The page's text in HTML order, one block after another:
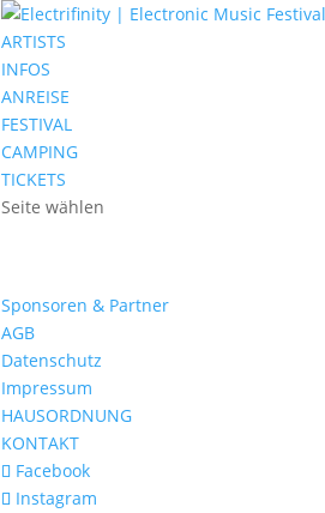
ARTISTS
INFOS
ANREISE
FESTIVAL
CAMPING
TICKETS
Seite wählen
Sponsoren & Partner
AGB
Datenschutz
Impressum
HAUSORDNUNG
KONTAKT
Facebook
Instagram